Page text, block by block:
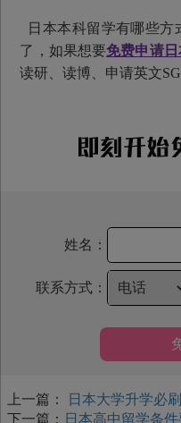
日本本科留学有哪些方
了，如果想要免费申请
读研、读博、申请英文
姓名：
联系方式：
上一篇：
日本大学升学必
下一篇： 日本高中留学条